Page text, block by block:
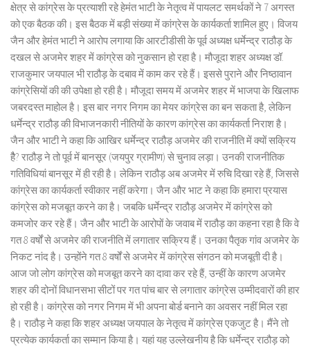
क्षेत्र से कांग्रेस के प्रत्याशी रहे हेमंत भाटी के नेतृत्व में पायलट समर्थकों ने 7 अगस्त
को एक बैठक की। इस बैठक में बड़ी संख्या में कांग्रेस के कार्यकर्ता शामिल हुए। विजय
जैन और हेमंत भाटी ने आरोप लगाया कि आरटीडीसी के पूर्व अध्यक्ष धर्मेन्द्र राठौड़ के
दखल से अजमेर शहर में कांग्रेस को नुकसान हो रहा है। मौजूदा शहर अध्यक्ष डॉ.
राजकुमार जयपाल भी राठौड़ के दबाव में काम कर रहे हैं। इससे पुराने और निष्ठावान
कांग्रेसियों की की उपेक्षा हो रही है। मौजूदा समय में अजमेर शहर में भाजपा के खिलाफ
जबरदस्त माहोल है। इस बार नगर निगम का मेयर कांग्रेस का बन सकता है, लेकिन
धर्मेन्द्र राठौड़ की विभाजनकारी नीतियों के कारण कांग्रेस का कार्यकर्ता निराश है।
जैन और भाटी ने कहा कि आखिर धर्मेन्द्र राठौड़ अजमेर की राजनीति में क्यों सक्रिय
हैै? राठौड़ ने तो पूर्व में बानसूर (जयपुर ग्रामीण) से चुनाव लड़ा। उनकी राजनीतिक
गतिविधियां बानसूर में ही रही है। लेकिन राठौड़ अब अजमेर में रुचि दिखा रहे हैं, जिससे
कांग्रेस का कार्यकर्ता स्वीकार नहीं करेगा। जैन और भाट ने कहा कि हमारा प्रयास
कांग्रेस को मजबूत करने का है। जबकि धर्मेन्द्र राठौड़ अजमेर में कांग्रेस को
कमजोर कर रहे हैं। जैन और भाटी के आरोपों के जवाब में राठौड़ का कहना रहा है कि वे
गत 8 वर्षों से अजमेर की राजनीति में लगातार सक्रिय हैं। उनका पैतृक गांव अजमेर के
निकट नांद है। उन्होंने गत 8 वर्षों से अजमेर में कांग्रेस संगठन को मजबूती दी है।
आज जो लोग कांग्रेस को मजबूत करने का दावा कर रहे हैं, उन्हीं के कारण अजमेर
शहर की दोनों विधानसभा सीटों पर गत पांच बार से लगातार कांग्रेस उम्मीदवारों की हार
हो रही है। कांग्रेस को नगर निगम में भी अपना बोर्ड बनाने का अवसर नहीं मिल रहा
है। राठौड़ ने कहा कि शहर अध्यक्ष जयपाल के नेतृत्व में कांग्रेस एकजुट है। मैंने तो
प्रत्येक कार्यकर्ता का सम्मान किया है। यहां यह उल्लेखनीय है कि धर्मेन्द्र राठौड़ को